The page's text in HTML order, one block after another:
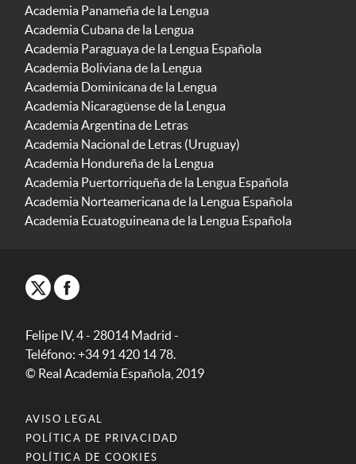
Academia Panameña de la Lengua
Academia Cubana de la Lengua
Academia Paraguaya de la Lengua Española
Academia Boliviana de la Lengua
Academia Dominicana de la Lengua
Academia Nicaragüense de la Lengua
Academia Argentina de Letras
Academia Nacional de Letras (Uruguay)
Academia Hondureña de la Lengua
Academia Puertorriqueña de la Lengua Española
Academia Norteamericana de la Lengua Española
Academia Ecuatoguineana de la Lengua Española
Felipe IV, 4 - 28014 Madrid -
Teléfono: +34 91 420 14 78.
© Real Academia Española, 2019
AVISO LEGAL
POLÍTICA DE PRIVACIDAD
POLÍTICA DE COOKIES